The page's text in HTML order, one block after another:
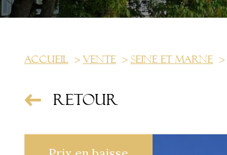
Accueil Vente Seine et marne
Retour